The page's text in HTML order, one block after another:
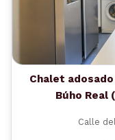
Chalet
Búho Real
Calle